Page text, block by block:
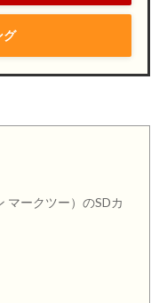
グ
マークツー）のSDカ